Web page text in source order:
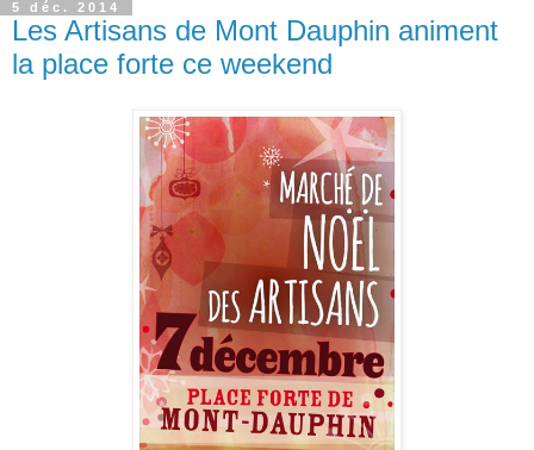
5 déc. 2014
Les Artisans de Mont Dauphin animent
la place forte ce weekend